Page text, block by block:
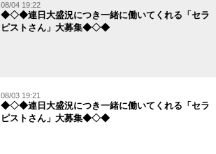
08/04 19:22
◆◇◆連日大盛況につき一緒に働いてくれる「セラ
ピストさん」大募集◆◇◆
08/03 19:21
◆◇◆連日大盛況につき一緒に働いてくれる「セラ
ピストさん」大募集◆◇◆